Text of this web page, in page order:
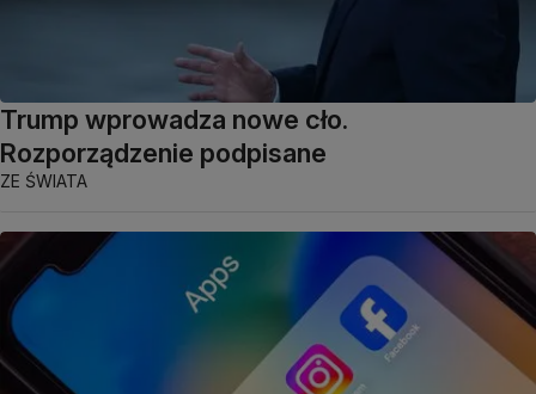
Trump wprowadza nowe cło.
Rozporządzenie podpisane
ZE ŚWIATA